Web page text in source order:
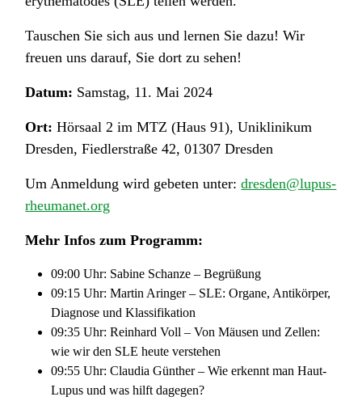
Tauschen Sie sich aus und lernen Sie dazu! Wir
freuen uns darauf, Sie dort zu sehen!
Datum: Samstag, 11. Mai 2024
Ort: Hörsaal 2 im MTZ (Haus 91), Uniklinikum
Dresden, Fiedlerstraße 42, 01307 Dresden
Um Anmeldung wird gebeten unter:dresden@lupus-
rheumanet.org
Mehr Infos zum Programm:
09:00 Uhr: Sabine Schanze – Begrüßung
09:15 Uhr: Martin Aringer – SLE: Organe, Antikörper,
Diagnose und Klassifikation
09:35 Uhr: Reinhard Voll – Von Mäusen und Zellen:
wie wir den SLE heute verstehen
09:55 Uhr: Claudia Günther – Wie erkennt man Haut-
Lupus und was hilft dagegen?